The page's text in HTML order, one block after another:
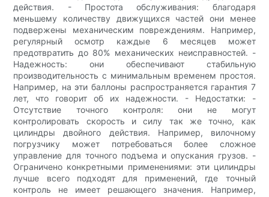
действия. - Простота обслуживания: благодаря
меньшему количеству движущихся частей они менее
подвержены механическим повреждениям. Например,
регулярный осмотр каждые 6 месяцев может
предотвратить до 80% механических неисправностей. -
Надежность: они обеспечивают стабильную
производительность с минимальным временем простоя.
Например, на эти баллоны распространяется гарантия 7
лет, что говорит об их надежности. - Недостатки: -
Отсутствие точного контроля: они не могут
контролировать скорость и силу так же точно, как
цилиндры двойного действия. Например, вилочному
погрузчику может потребоваться более сложное
управление для точного подъема и опускания грузов. -
Ограничено конкретными применениями: эти цилиндры
лучше всего подходят для применений, где точный
контроль не имеет решающего значения. Например,